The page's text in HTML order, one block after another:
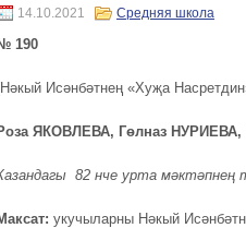
14.10.2021 Средняя школа
190
Исәнбәтнең «Хуҗа
ЯКОВЛЕВА, Гөлназ
82 нче урта
укучыларны Нәкый